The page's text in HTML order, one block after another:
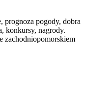
prognoza pogody, dobra
konkursy, nagrody.
zachodniopomorskiem